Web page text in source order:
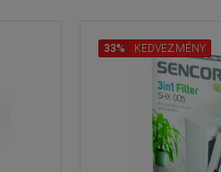
33% KEDVEZMÉNY